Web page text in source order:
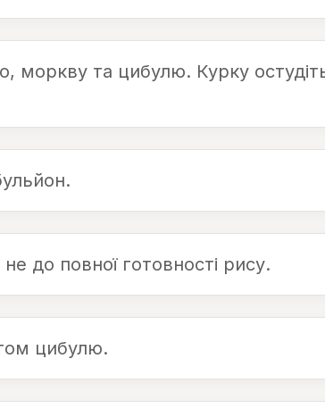
моркву та цибулю. Курку
до повної готовності рису.
цибулю.